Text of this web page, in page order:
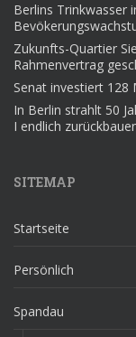
Berlins Trinkwasser
Zukunfts-Quartier
Rahmenvertrag
Senat investiert 128
In Berlin strahlt 50
I endlich
SITEMAP
Startseite
Persönlich
Spandau